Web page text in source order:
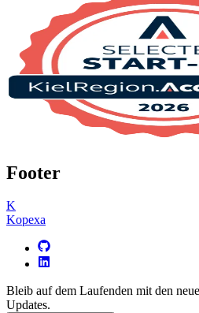
Footer
K
Kopexa
Bleib auf dem Laufenden mit den
Updates.